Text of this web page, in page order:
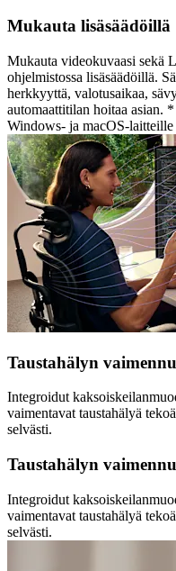
Mukauta lisäsäädöillä
Mukauta videokuvaasi sekä
ohjelmistossa lisäsäädöillä.
herkkyyttä, valotusaikaa,
automaattitilan hoitaa asian.
Windows- ja macOS-
Taustahälyn
Integroidut
vaimentavat taustahälyä
selvästi.
Taustahälyn
Integroidut
vaimentavat taustahälyä
selvästi.